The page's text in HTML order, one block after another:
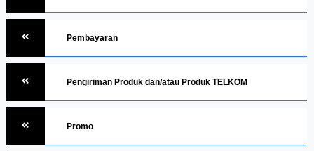
Pembayaran
Pengiriman Produk dan/atau Produk TELKOM
Promo